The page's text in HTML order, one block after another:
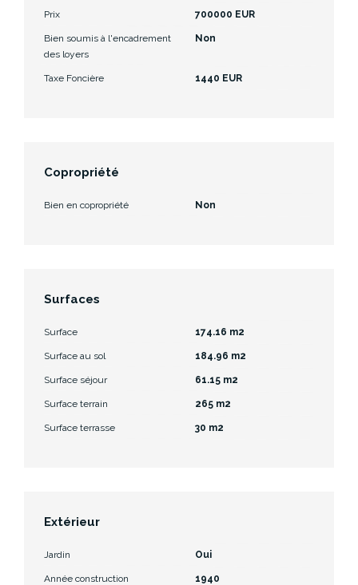
Prix 700000 EUR
Bien soumis à l'encadrement
des loyers
Non
Taxe Foncière 1440 EUR
Copropriété
Bien en copropriété Non
Surfaces
Surface 174.16 m2
Surface au sol 184.96 m2
Surface séjour 61.15 m2
Surface terrain 265 m2
Surface terrasse 30 m2
Extérieur
Jardin Oui
Année construction 1940